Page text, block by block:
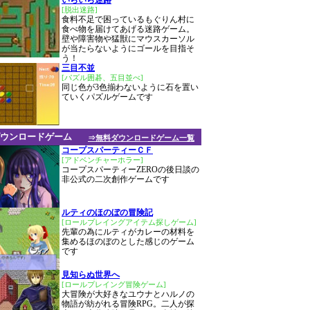
[脱出迷路]
食料不足で困っているもぐりん村に
食べ物を届けてあげる迷路ゲーム。
壁や障害物や猛獣にマウスカーソル
が当たらないようにゴールを目指そ
う！
三目不並
[パズル囲碁、五目並べ]
同じ色が3色揃わないように石を置い
ていくパズルゲームです
⇒無料ダウンロードゲーム一覧
ンロードゲーム
コープスパーティーＣＦ
[アドベンチャーホラー]
コープスパーティーZEROの後日談の
非公式の二次創作ゲームです
ルティのほのぼの冒険記
[ロールプレイングアイテム探しゲーム]
先輩の為にルティがカレーの材料を
集めるほのぼのとした感じのゲーム
です
見知らぬ世界へ
[ロールプレイング冒険ゲーム]
大冒険が大好きなユウナとハルノの
物語が紡がれる冒険RPG。二人が探